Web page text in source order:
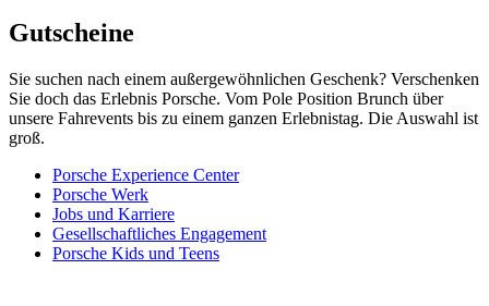
Gutscheine
Sie suchen nach einem außergewöhnlichen Geschenk? Verschenken
Sie doch das Erlebnis Porsche. Vom Pole Position Brunch über
unsere Fahrevents bis zu einem ganzen Erlebnistag. Die Auswahl ist
groß.
Porsche Experience Center
Porsche Werk
Jobs und Karriere
Gesellschaftliches Engagement
Porsche Kids und Teens